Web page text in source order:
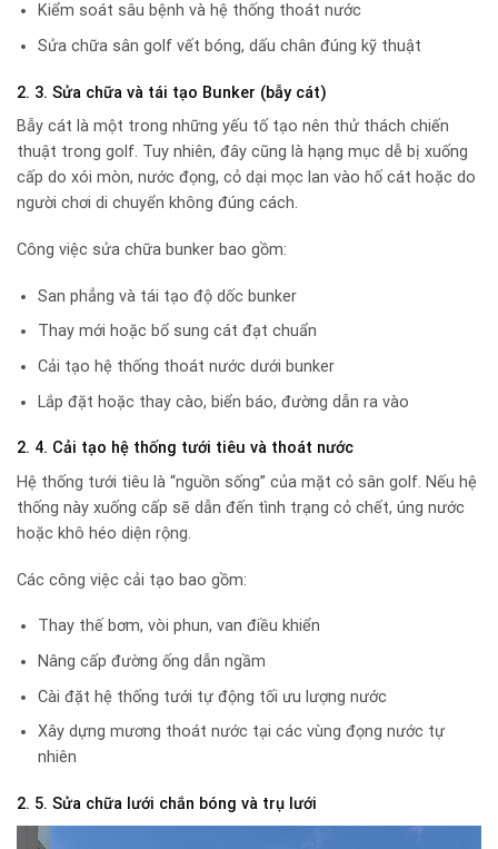
Kiểm soát sâu bệnh và hệ thống thoát nước
Sửa chữa sân golf vết bóng, dấu chân đúng kỹ thuật
2. 3. Sửa chữa và tái tạo Bunker (bẫy cát)
Bẫy cát là một trong những yếu tố tạo nên thử thách chiến
thuật trong golf. Tuy nhiên, đây cũng là hạng mục dễ bị xuống
cấp do xói mòn, nước đọng, cỏ dại mọc lan vào hố cát hoặc do
người chơi di chuyển không đúng cách.
Công việc sửa chữa bunker bao gồm:
San phẳng và tái tạo độ dốc bunker
Thay mới hoặc bổ sung cát đạt chuẩn
Cải tạo hệ thống thoát nước dưới bunker
Lắp đặt hoặc thay cào, biển báo, đường dẫn ra vào
2. 4. Cải tạo hệ thống tưới tiêu và thoát nước
Hệ thống tưới tiêu là “nguồn sống” của mặt cỏ sân golf. Nếu hệ
thống này xuống cấp sẽ dẫn đến tình trạng cỏ chết, úng nước
hoặc khô héo diện rộng.
Các công việc cải tạo bao gồm:
Thay thế bơm, vòi phun, van điều khiển
Nâng cấp đường ống dẫn ngầm
Cài đặt hệ thống tưới tự động tối ưu lượng nước
Xây dựng mương thoát nước tại các vùng đọng nước tự
nhiên
2. 5. Sửa chữa lưới chắn bóng và trụ lưới